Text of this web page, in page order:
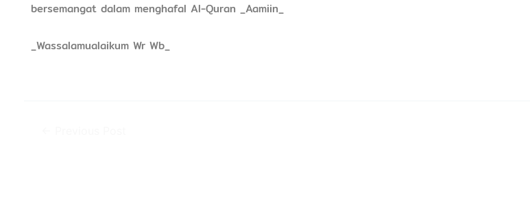
bersemangat dalam menghafal Al-Quran _Aamiin_
_Wassalamualaikum Wr Wb_